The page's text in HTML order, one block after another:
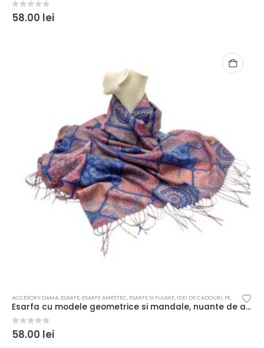
0out of 5
58.00 lei
ACCESORII DAMA, ESARFE, ESARFE AMESTEC, ESARFE SI FULARE, IDEI DE CADOURI, PENTRU FEMEI
Esarfa cu modele geometrice si mandale, nuante de albastru si roz prafuit
0out of 5
58.00 lei